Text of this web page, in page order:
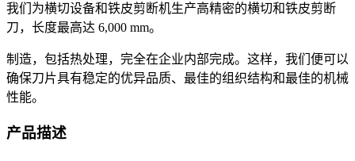
我们为横切设备和铁皮剪断机生产高精密的横切和铁皮剪断
刀，长度最高达 6,000 mm。
制造，包括热处理，完全在企业内部完成。这样，我们便可以
确保刀片具有稳定的优异品质、最佳的组织结构和最佳的机械
性能。
产品描述